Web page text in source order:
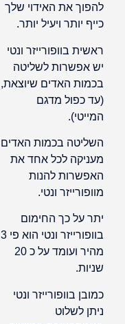
להפוך את האידוי שלך
כייף יותר ויעיל יותר.
ראשית בוופורייזר ונטי
יש אפשרות לשליטה
בכמות האדים שיוצאת,
(עד כפול מדגם
המייטי).
השליטה בכמות האדים
מעניקה לכל אחד את
האפשרות להנות
מוופורייזר ונטי.
יתר על כך החימום
בוופורייזר ונטי הוא פי 3
מהיר ועומד על כ 20
שניות.
כמובן בוופורייזר ונטי
ניתן לשלוט